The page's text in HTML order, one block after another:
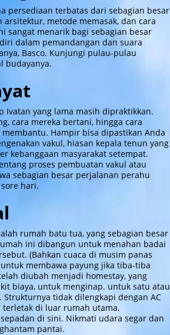
persediaan terbatas dari sebagian besar
metode memasak, dan cara
sangat menarik bagi sebagian besar
dalam pemandangan dan suara
Basco. Kunjungi pulau-pulau
budayanya.
Ivatan yang lama masih dipraktikkan.
cara mereka bertani, hingga cara
Hampir bisa dipastikan Anda
vakul, hiasan kepala tenun yang
kebanggaan masyarakat setempat.
proses pembuatan vakul atau
sebagian besar perjalanan perahu
hari.
rumah batu tua, yang sebagian besar
ini dibangun untuk menahan badai
(Bahkan cuaca di musim panas
membawa payung jika tiba-tiba
diubah menjadi homestay, yang
biaya, untuk menginap. untuk satu atau
tidak dilengkapi dengan AC
di luar rumah utama.
di sini. Nikmati udara segar dan
pantai.